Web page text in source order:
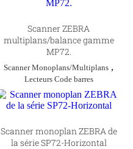
Scanner ZEBRA
multiplans/balance gamme
MP72.
Scanner Monoplans/Multiplans ,
Lecteurs Code barres
Scanner monoplan ZEBRA de
la série SP72-Horizontal